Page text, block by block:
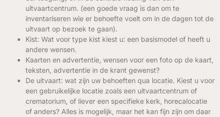
uitvaartcentrum. (een goede vraag is dan om te
inventariseren wie er behoefte voelt om in de dagen tot de
uitvaart op bezoek te gaan).
Kist: Wat voor type kist kiest u: een basismodel of heeft u
andere wensen.
Kaarten en advertentie, wensen voor een foto op de kaart,
teksten, advertentie in de krant gewenst?
De uitvaart: wat zijn uw behoeften qua locatie. Kiest u voor
een gebruikelijke locatie zoals een uitvaartcentrum of
crematorium, of liever een specifieke kerk, horecalocatie
of anders? Alles is mogelijk, maar het kan fijn zijn om daar